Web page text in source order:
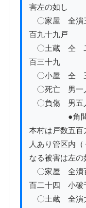
害左の如し
〇家屋　全潰
百九十九戸
〇土蔵　仝　
百三十九
〇小屋　仝　
〇死亡　男一
〇負傷　男五
●角間
本村は戸数五百
人あり管区内
なる被害は左の
〇家屋　全潰
百二十四　小破
〇土蔵　全潰